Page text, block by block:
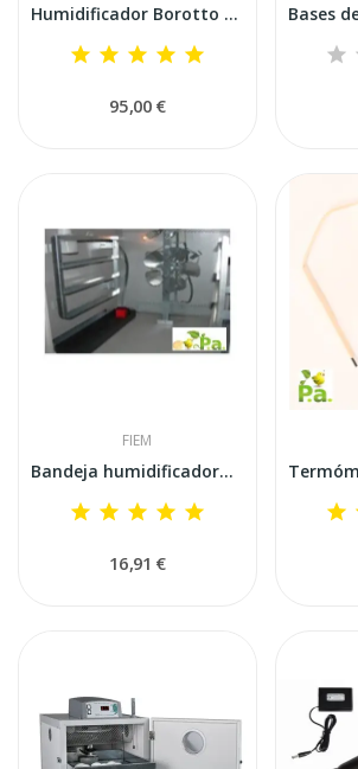
Humidificador Borotto Sirio
95,00 €
FIEM
Bandeja humidificadora Fiem 40x10x4h con...
16,91 €